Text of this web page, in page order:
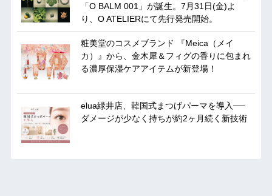
「O BALM 001」が誕生。7月31日(金)よ
り、O ATELIERにて先行発売開始。
粧美堂のコスメブランド 『Meica（メイ
カ）』から、金木犀＆フィグの香りに包まれ
る濃厚保湿ケアアイテムが新登場！
elua緑井店、韓国式まつげパーマを導入──
ダメージが少なく持ちが約2ヶ月続く新技術